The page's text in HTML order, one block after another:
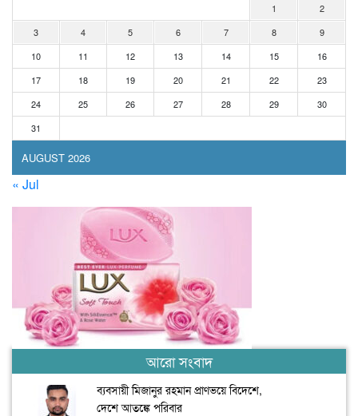
AUGUST 2026
1
2
3
4 5 6 7 8
9
10
11 12 13 14 15
16
17
18 19 20 21 22
23
24
25 26 27 28 29
30
31
« Jul
আরো সংবাদ
ব্যবসায়ী মিজানুর রহমান প্রাণভয়ে বিদেশে,
দেশে আতঙ্কে পরিবার